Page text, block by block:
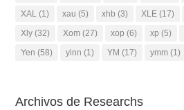
XAL (1) xau (5) xhb (3) XLE (17)
Xly (32) Xom (27) xop (6) xp (5)
Yen (58) yinn (1) YM (17) ymm (1)
Archivos de Researchs